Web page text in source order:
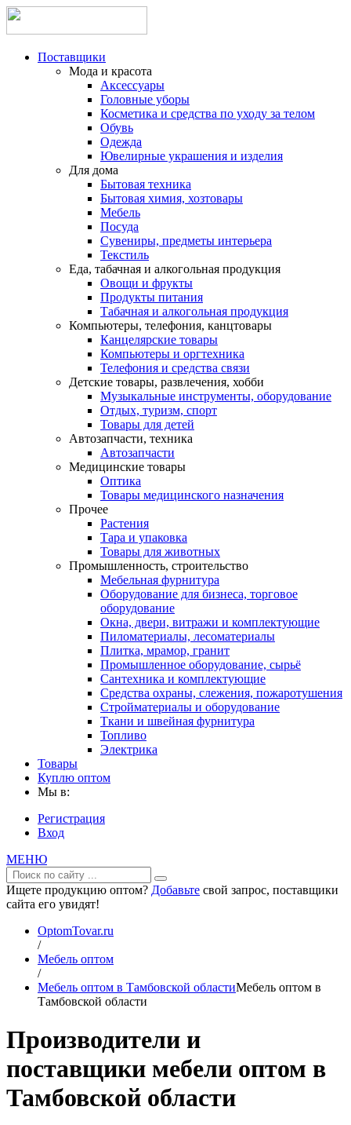
Поставщики
Мода и красота
Аксессуары
Головные уборы
Косметика и средства по уходу за телом
Обувь
Одежда
Ювелирные украшения и изделия
Для дома
Бытовая техника
Бытовая химия, хозтовары
Мебель
Посуда
Сувениры, предметы интерьера
Текстиль
Еда, табачная и алкогольная продукция
Овощи и фрукты
Продукты питания
Табачная и алкогольная продукция
Компьютеры, телефония, канцтовары
Канцелярские товары
Компьютеры и оргтехника
Телефония и средства связи
Детские товары, развлечения, хобби
Музыкальные инструменты, оборудование
Отдых, туризм, спорт
Товары для детей
Автозапчасти, техника
Автозапчасти
Медицинские товары
Оптика
Товары медицинского назначения
Прочее
Растения
Тара и упаковка
Товары для животных
Промышленность, строительство
Мебельная фурнитура
Оборудование для бизнеса, торговое
оборудование
Окна, двери, витражи и комплектующие
Пиломатериалы, лесоматериалы
Плитка, мрамор, гранит
Промышленное оборудование, сырьё
Сантехника и комплектующие
Средства охраны, слежения, пожаротушения
Стройматериалы и оборудование
Ткани и швейная фурнитура
Топливо
Электрика
Товары
Куплю оптом
Мы в:
Регистрация
Вход
МЕНЮ
Ищете продукцию оптом? Добавьте свой запрос, поставщики
сайта его увидят!
OptomTovar.ru
/
Мебель оптом
/
Мебель оптом в Тамбовской областиМебель оптом в
Тамбовской области
Производители и
поставщики мебели оптом в
Тамбовской области